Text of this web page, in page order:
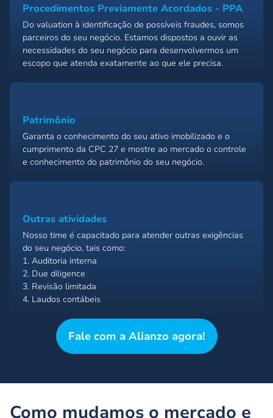
Procedimentos Previamente Acordados - PPA
Do valuation à identificação de possíveis fraudes, somos
parceiros do seu negócio. Estamos dispostos a ouvir as
necessidades do seu negócio para desenvolvermos um
escopo que atenda exatamente ao que ele precisa.
Patrimônio
Garanta o conhecimento do seu ativo imobilizado e o
cumprimento da CPC 27 e mostre ao mercado o controle
e conhecimento do patrimônio do seu negócio.
Outras atividades
Nosso time é capacitado para atender outras exigências
do seu negócio, tais como:
1. Auditoria interna
2. Due diligence
3. Revisão limitada
4. Laudos contábeis
Fale com a Alianzo agora!
Como mudamos o mercado e